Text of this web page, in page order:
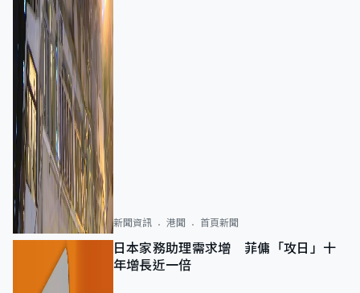
新聞資訊 港聞 首頁新聞
日本家務助理需求增 菲傭「攻日」十
年增長近一倍